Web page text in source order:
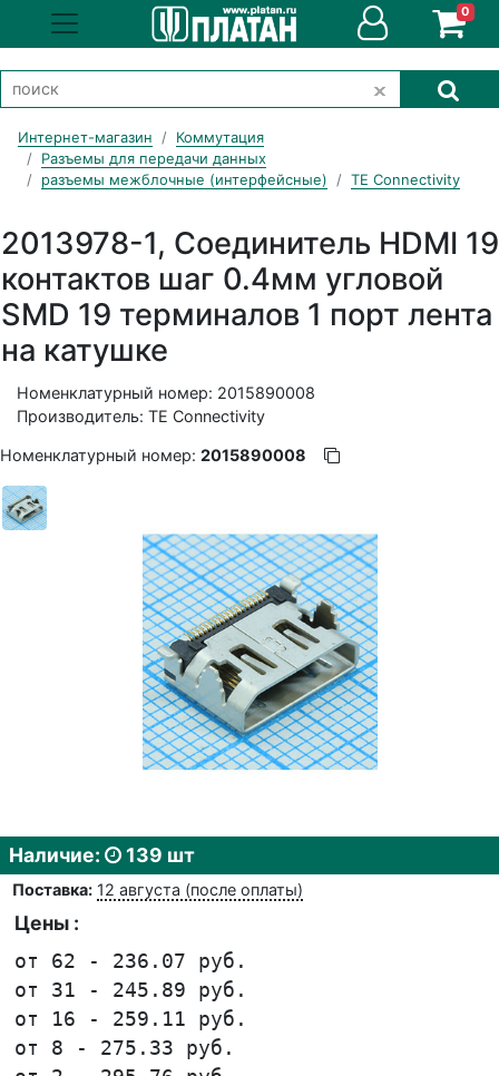
0
Интернет-магазин
Коммутация
Разъемы для передачи данных
разъемы межблочные (интерфейсные)
TE Connectivity
2013978-1, Соединитель HDMI 19
контактов шаг 0.4мм угловой
SMD 19 терминалов 1 порт лента
на катушке
Номенклатурный номер: 2015890008
Производитель: TE Connectivity
Номенклатурный номер: 2015890008
Наличие: 139 шт
Поставка: 12 августа (после оплаты)
Цены :
от 62 - 236.07 руб.
от 31 - 245.89 руб.
от 16 - 259.11 руб.
от 8 - 275.33 руб.